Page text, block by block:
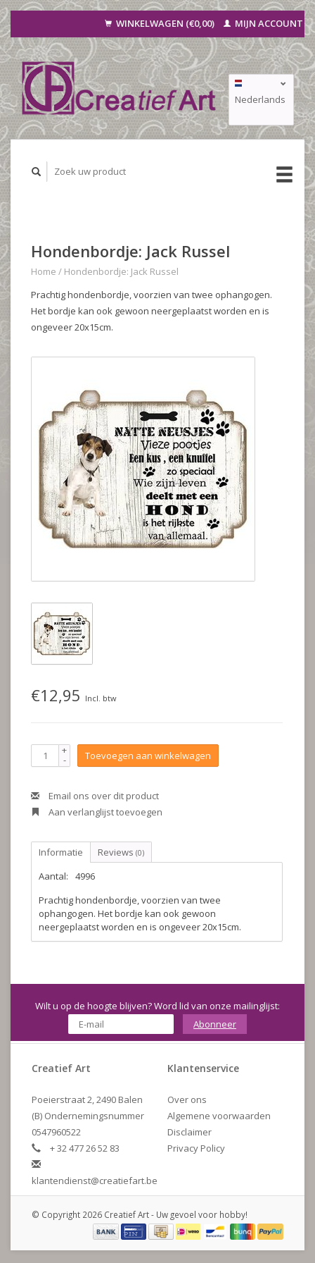
WINKELWAGEN (€0,00) MIJN ACCOUNT
Nederlands
Deutsch
Hondenbordje: Jack Russel
Home / Hondenbordje: Jack Russel
Prachtig hondenbordje, voorzien van twee ophangogen.
Het bordje kan ook gewoon neergeplaatst worden en is
ongeveer 20x15cm.
€12,95 Incl. btw
+
- Toevoegen aan winkelwagen
Email ons over dit product
Aan verlanglijst toevoegen
Informatie Reviews (0)
Aantal:
4996
Prachtig hondenbordje, voorzien van twee
ophangogen. Het bordje kan ook gewoon
neergeplaatst worden en is ongeveer 20x15cm.
Wilt u op de hoogte blijven? Word lid van onze mailinglijst:
Abonneer
Creatief Art
Poeierstraat 2, 2490 Balen
(B) Ondernemingsnummer
0547960522
+ 32 477 26 52 83
klantendienst@creatiefart.be
Klantenservice
Over ons
Algemene voorwaarden
Disclaimer
Privacy Policy
© Copyright 2026 Creatief Art - Uw gevoel voor hobby!